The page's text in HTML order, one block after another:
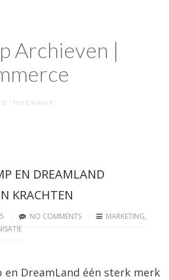
Archieven |
“TOYCHAMP”
EN DREAMLAND
KRACHTEN
NO COMMENTS MARKETING,
en DreamLand één sterk merk